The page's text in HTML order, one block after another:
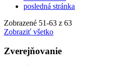
posledná stránka
Zobrazené 51-63 z 63
Zobraziť všetko
Zverejňovanie